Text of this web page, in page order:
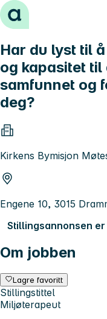
Hopp til innhold
Har du lyst til
og kapasitet
samfunnet og
deg?
Kirkens Bymisjon
Engene 10, 3015
Stillingsannonsen er
Om jobben
Lagre favoritt
Stillingstittel
Miljøterapeut